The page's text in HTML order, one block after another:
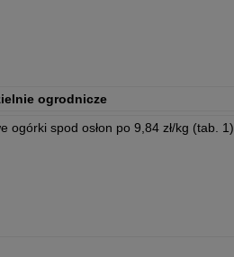
ogrodnicze
ogórki spod osłon po 9,84 zł/kg (tab. 1).